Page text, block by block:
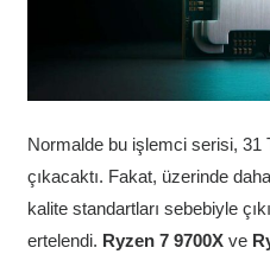
Normalde bu işlemci serisi, 31
çıkacaktı. Fakat, üzerinde
kalite standartları sebebiyle
ertelendi. Ryzen 7 9700X ve